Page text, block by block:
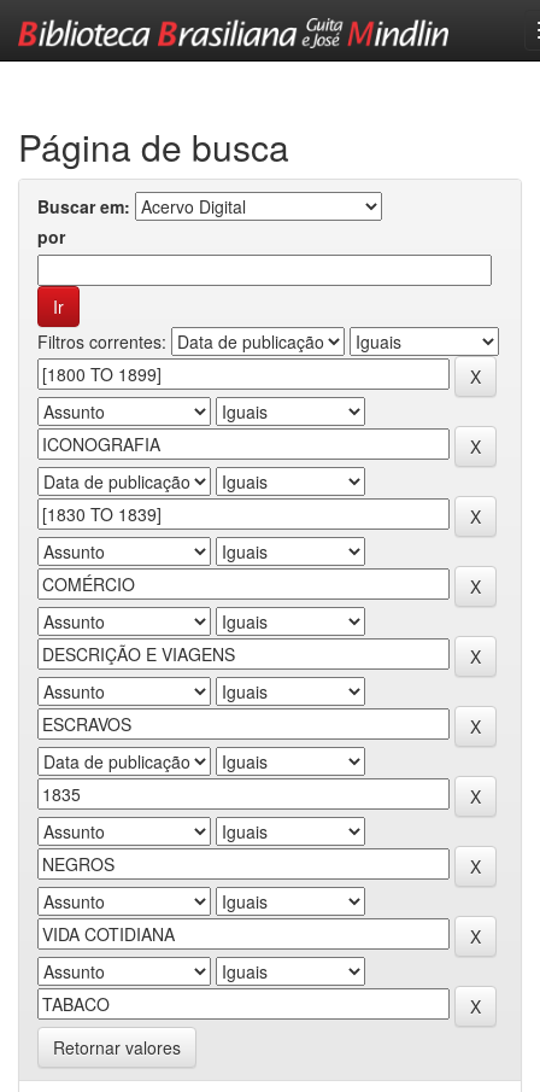
Página de busca
Buscar em:
por
Filtros correntes:
Retornar valores